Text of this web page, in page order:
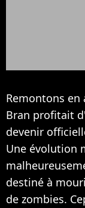
Remontons en
Bran profitait
devenir
Une évolution
destiné à
de zombies.